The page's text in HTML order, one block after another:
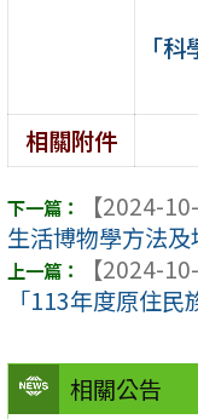
相關公告
「
相關附件
【2024-
生活博物學方法
【2024-
「113年度原住民